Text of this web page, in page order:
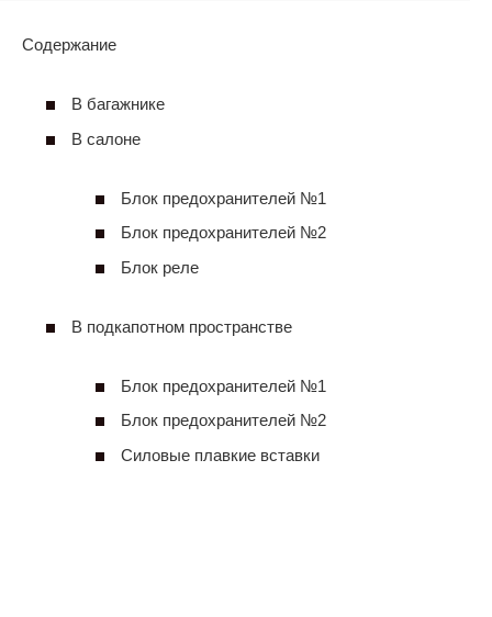
Содержание
В багажнике
В салоне
Блок предохранителей №1
Блок предохранителей №2
Блок реле
В подкапотном пространстве
Блок предохранителей №1
Блок предохранителей №2
Силовые плавкие вставки